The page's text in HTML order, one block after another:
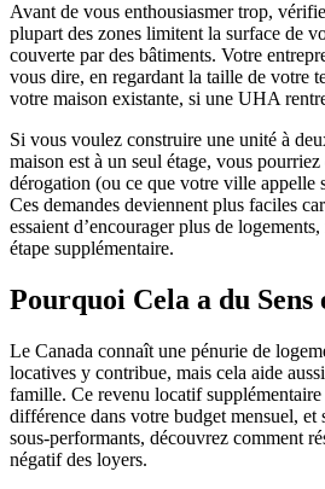
Avant de vous enthousiasmer trop,
plupart des zones limitent la surface de
couverte par des bâtiments. Votre
vous dire, en regardant la taille de votre
votre maison existante, si une UHA
Si vous voulez construire une unité à
maison est à un seul étage, vous
dérogation (ou ce que votre ville appelle
Ces demandes deviennent plus faciles
essaient d’encourager plus de
étape supplémentaire.
Pourquoi Cela a du Sens
Le Canada connaît une pénurie de
locatives y contribue, mais cela aide
famille. Ce revenu locatif
différence dans votre budget mensuel, et
sous-performants, découvrez comment
négatif des loyers.